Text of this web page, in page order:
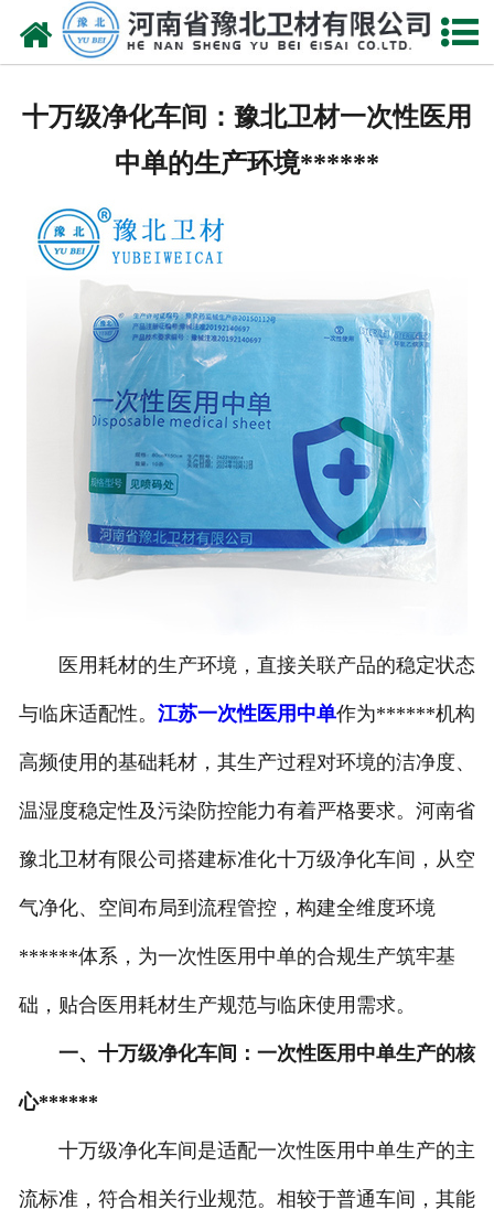
网站首页
厂房设备
人才招聘
联系我们
十万级净化车间：豫北卫材一次性医用
中单的生产环境******
医用耗材的生产环境，直接关联产品的稳定状态
与临床适配性。 江苏一次性医用中单作为******机构
高频使用的基础耗材，其生产过程对环境的洁净度、
温湿度稳定性及污染防控能力有着严格要求。河南省
豫北卫材有限公司搭建标准化十万级净化车间，从空
气净化、空间布局到流程管控，构建全维度环境
******体系，为一次性医用中单的合规生产筑牢基
础，贴合医用耗材生产规范与临床使用需求。
一、十万级净化车间：一次性医用中单生产的核
心******
十万级净化车间是适配一次性医用中单生产的主
流标准，符合相关行业规范。相较于普通车间，其能